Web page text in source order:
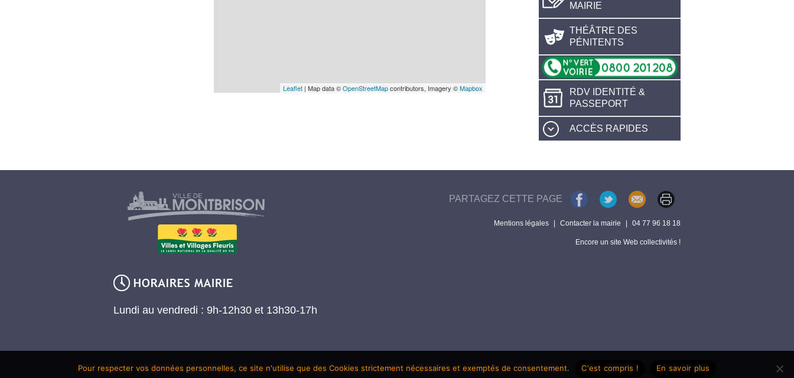
Leaflet | Map data ©OpenStreetMapcontributors, Imagery ©Mapbox
MAIRIE
THÉÂTRE DES
PÉNITENTS
RDV IDENTITÉ &
PASSEPORT
ACCÈS RAPIDES
Lundi au vendredi : 9h-12h30 et 13h30-17h
PARTAGEZ CETTE PAGE
Mentions légales Contacter la mairie 04 77 96 18 18
Encore un site Web collectivités !
Pour respecter vos données personnelles, ce site n'utilise que des Cookies strictement nécessaires et exemptés de consentement. C'est compris ! En savoir plus